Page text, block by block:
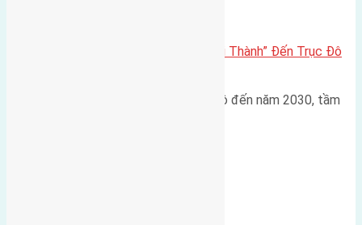
Đông Anh 2026: Từ “Huyện Ngoại Thành” Đến Trục Đô
Trong bối cảnh Quy hoạch Thủ đô đến năm 2030, tầm